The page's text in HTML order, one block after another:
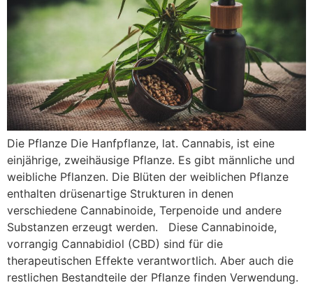
Die Pflanze Die Hanfpflanze, lat. Cannabis, ist eine
einjährige, zweihäusige Pflanze. Es gibt männliche und
weibliche Pflanzen. Die Blüten der weiblichen Pflanze
enthalten drüsenartige Strukturen in denen
verschiedene Cannabinoide, Terpenoide und andere
Substanzen erzeugt werden. Diese Cannabinoide,
vorrangig Cannabidiol (CBD) sind für die
therapeutischen Effekte verantwortlich. Aber auch die
restlichen Bestandteile der Pflanze finden Verwendung.